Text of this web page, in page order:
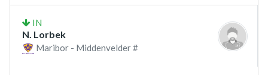
IN
N. Lorbek
Maribor - Middenvelder #